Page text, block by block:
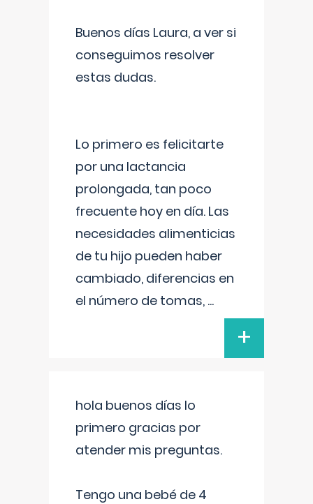
Buenos días Laura, a ver si
conseguimos resolver
estas dudas.
Lo primero es felicitarte
por una lactancia
prolongada, tan poco
frecuente hoy en día. Las
necesidades alimenticias
de tu hijo pueden haber
cambiado, diferencias en
el número de tomas, ...
+
hola buenos días lo
primero gracias por
atender mis preguntas.
Tengo una bebé de 4